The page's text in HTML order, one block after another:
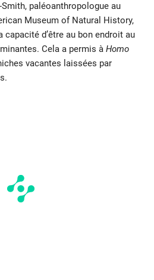
paléoanthropologue au
Museum of Natural History,
capacité d’être au bon endroit au
Cela a permis à Homo
vacantes laissées par